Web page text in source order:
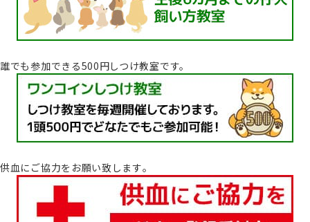
誰でも参加できる500円しつけ教室です。
供血にご協力をお願い致します｡